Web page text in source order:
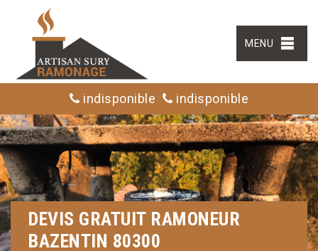
MENU
indisponible indisponible
DEVIS GRATUIT RAMONEUR
BAZENTIN 80300